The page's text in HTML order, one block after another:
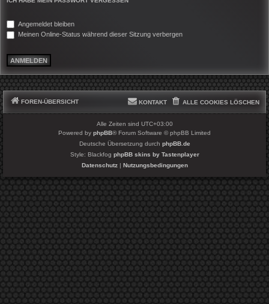
Angemeldet bleiben
Meinen Online-Status während dieser Sitzung verbergen
FOREN-ÜBERSICHT ALLE COOKIES LÖSCHEN
KONTAKT
Alle Zeiten sind UTC+03:00
Powered by phpBB® Forum Software © phpBB Limited
Deutsche Übersetzung durch phpBB.de
Style: Blackfog phpBB skins by Tastenplayer
Datenschutz| Nutzungsbedingungen